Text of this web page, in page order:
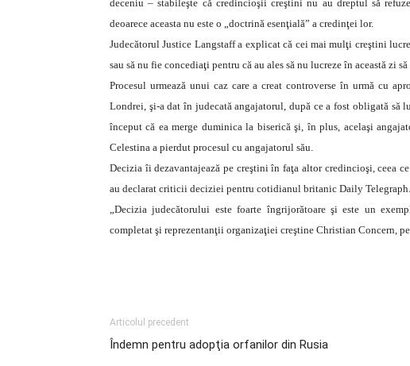
deceniu – stabileşte că credincioşii creştini nu au dreptul să
deoarece aceasta nu este o „doctrină esenţială” a credinţei lor.
Judecătorul Justice Langstaff a explicat că cei mai mulţi creştini
sau să nu fie concediaţi pentru că au ales să nu lucreze în această zi
Procesul urmează unui caz care a creat controverse în urmă cu
Londrei, şi-a dat în judecată angajatorul, după ce a fost obligată să
început că ea merge duminica la biserică şi, în plus, acelaşi
Celestina a pierdut procesul cu angajatorul său.
Decizia îi dezavantajează pe creştini în faţa altor credincioşi, ceea
au declarat criticii deciziei pentru cotidianul britanic Daily Telegraph.
„Decizia judecătorului este foarte îngrijorătoare şi este un
completat şi reprezentanţii organizaţiei creştine Christian Concern,
Articolul precedent
Îndemn pentru adopţia orfanilor din Rusia